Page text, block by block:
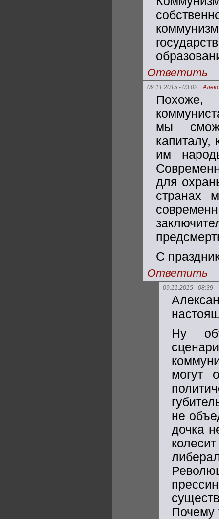
Ответить
09.11.2015 - 03:02
мы
капиталу,
им
для
странах
С
Ответить
09.11.2015 - 08:39
Ну
могут
не
дочка
Почему